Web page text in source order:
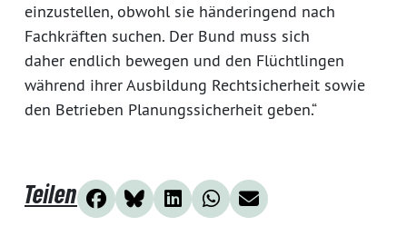
einzustellen, obwohl sie händeringend nach
Fachkräften suchen. Der Bund muss sich
daher endlich bewegen und den Flüchtlingen
während ihrer Ausbildung Rechtsicherheit sowie
den Betrieben Planungssicherheit geben.“
Teilen